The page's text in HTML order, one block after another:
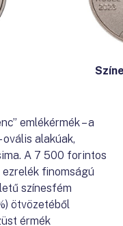
emlékérmék – a
alakúak,
A 7 500 forintos
finomságú
színesfém
ötvözetéből
érmék